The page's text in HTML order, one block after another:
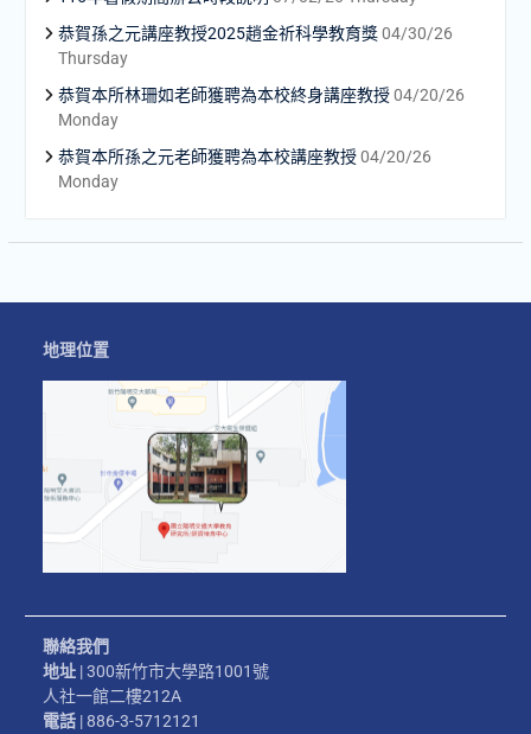
恭賀孫之元講座教授2025趙金祈科學教育獎 04/30/26
Thursday
恭賀本所林珊如老師獲聘為本校終身講座教授 04/20/26
Monday
恭賀本所孫之元老師獲聘為本校講座教授 04/20/26
Monday
地理位置
聯絡我們
地址 | 300新竹市大學路1001號
人社一館二樓212A
電話 | 886-3-5712121